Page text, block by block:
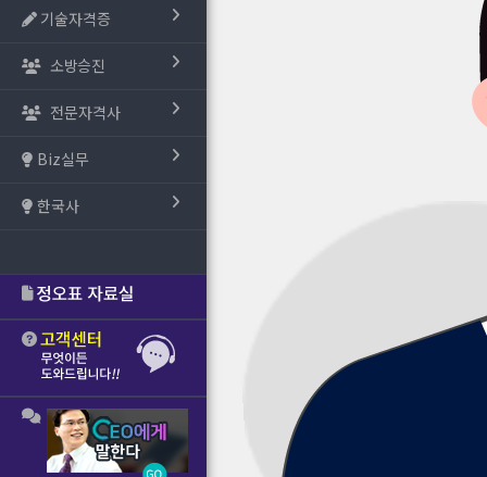
기술자격증
소방승진
전문자격사
Biz실무
한국사